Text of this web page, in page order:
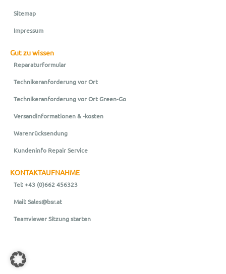
Sitemap
Impressum
Gut zu wissen
Reparaturformular
Technikeranforderung vor Ort
Technikeranforderung vor Ort Green-Go
Versandinformationen & -kosten
Warenrücksendung
Kundeninfo Repair Service
KONTAKTAUFNAHME
Tel: +43 (0)662 456323
Mail: Sales@bsr.at
Teamviewer Sitzung starten